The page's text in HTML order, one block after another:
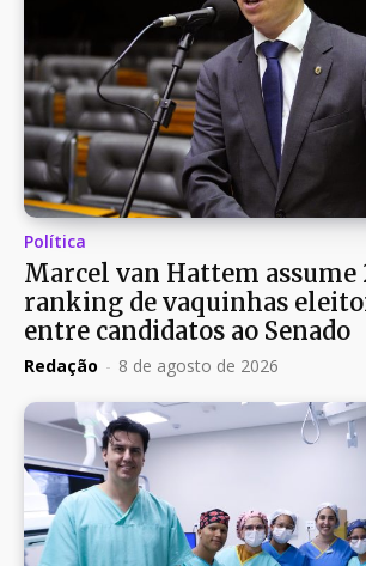
Política
Marcel van Hattem assume
ranking de vaquinhas
entre candidatos ao Senado
Redação - 8 de agosto de 2026